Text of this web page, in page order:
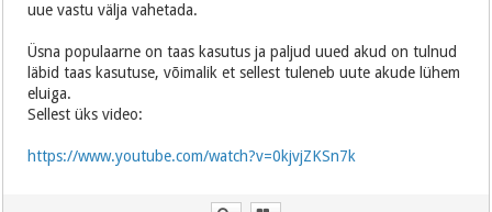
uue vastu välja vahetada.
Üsna populaarne on taas kasutus ja paljud uued akud on tulnud
läbid taas kasutuse, võimalik et sellest tuleneb uute akude lühem
eluiga.
Sellest üks video:
https://www.youtube.com/watch?v=0kjvjZKSn7k